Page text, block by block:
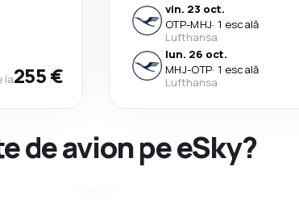
la255 €
vin. 23 oct.
OTP-MHJ· 1 escală
Lufthansa
lun. 26 oct.
MHJ-OTP· 1 escală
Lufthansa
de avion pe eSky?